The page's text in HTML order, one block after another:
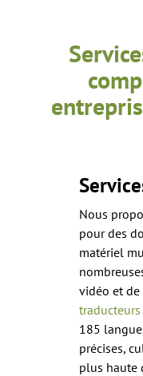
Nous
pour des
matériel
vidéo et de
185
précises,
plus haute